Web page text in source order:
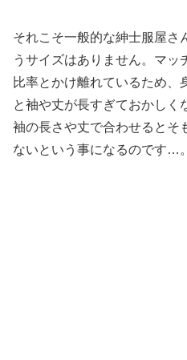
それこそ一般的な紳士服屋さ
うサイズはありません。マ
比率とかけ離れているため、
と袖や丈が長すぎておかしく
袖の長さや丈で合わせるとそ
ないという事になるのです…。